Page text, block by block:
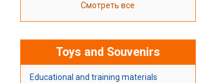
Смотреть все
Toys and Souvenirs
Educational and training materials